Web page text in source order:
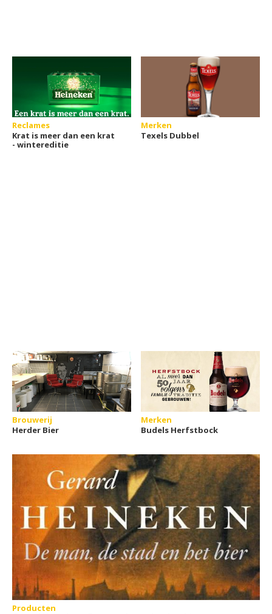
Reclames
Krat is meer dan een krat
- wintereditie
Merken
Texels Dubbel
Brouwerij
Herder Bier
Merken
Budels Herfstbock
Producten